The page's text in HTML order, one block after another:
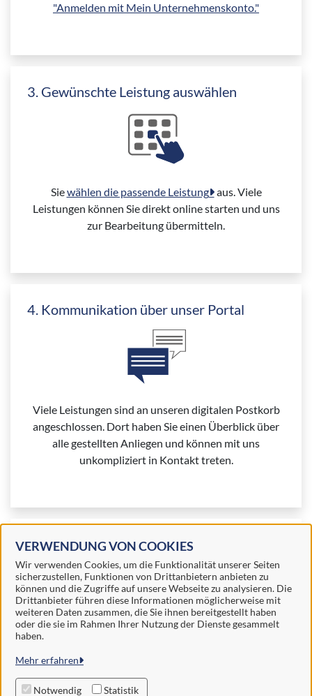
VERWENDUNG VON COOKIES
Wir verwenden Cookies, um die Funktionalität unserer Seiten
sicherzustellen, Funktionen von Drittanbietern anbieten zu
können und die Zugriffe auf unsere Webseite zu analysieren. Die
Drittanbieter führen diese Informationen möglicherweise mit
weiteren Daten zusammen, die Sie ihnen bereitgestellt haben
oder die sie im Rahmen Ihrer Nutzung der Dienste gesammelt
haben.
Mehr erfahren
Notwendig Statistik
"Anmelden mit Mein Unternehmenskonto."
3. Gewünschte Leistung auswählen
Siewählen die passende Leistung aus. Viele
Leistungen können Sie direkt online starten und uns
zur Bearbeitung übermitteln.
4. Kommunikation über unser Portal
Viele Leistungen sind an unseren digitalen Postkorb
angeschlossen. Dort haben Sie einen Überblick über
alle gestellten Anliegen und können mit uns
unkompliziert in Kontakt treten.
Weitere Informationen zu Mein Unternehmenskonto
finden Sie auf derFAQ-Seite von Mein
Unternehmenskonto.
Samtgemeinde Schüttorf
Alle Rechte vorbehalten